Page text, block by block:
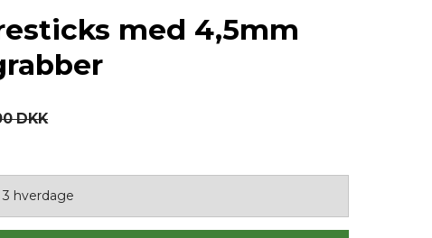
med 4,5mm
DKK
3 hverdage